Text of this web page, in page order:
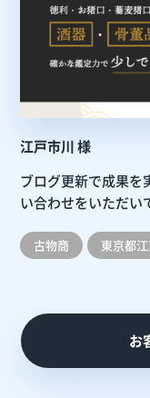
江戸市川 様
ブログ更新で成果を
い合わせをいただい
古物商 東京都
お